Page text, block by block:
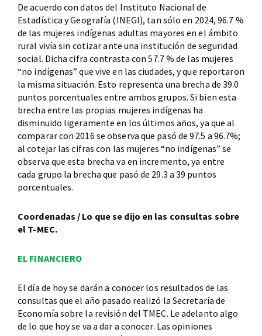
De acuerdo con datos del Instituto Nacional de
Estadística y Geografía (INEGI), tan sólo en 2024, 96.7 %
de las mujeres indígenas adultas mayores en el ámbito
rural vivía sin cotizar ante una institución de seguridad
social. Dicha cifra contrasta con 57.7 % de las mujeres
“no indígenas” que vive en las ciudades, y que reportaron
la misma situación. Esto representa una brecha de 39.0
puntos porcentuales entre ambos grupos. Si bien esta
brecha entre las propias mujeres indígenas ha
disminuido ligeramente en los últimos años, ya que al
comparar con 2016 se observa que pasó de 97.5 a 96.7%;
al cotejar las cifras con las mujeres “no indígenas” se
observa que esta brecha va en incremento, ya entre
cada grupo la brecha que pasó de 29.3 a 39 puntos
porcentuales.
Coordenadas / Lo que se dijo en las consultas sobre
el T-MEC.
EL FINANCIERO
El día de hoy se darán a conocer los resultados de las
consultas que el año pasado realizó la Secretaría de
Economía sobre la revisión del TMEC. Le adelanto algo
de lo que hoy se va a dar a conocer. Las opiniones